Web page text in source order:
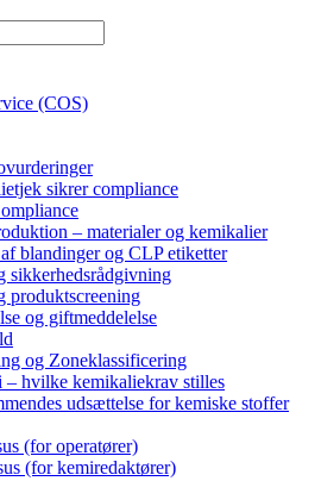
(COS)
sikrer compliance
– materialer og kemikalier
blandinger og CLP etiketter
sikkerhedsrådgivning
produktscreening
og giftmeddelelse
og Zoneklassificering
– hvilke kemikaliekrav stilles
udsættelse for kemiske stoffer
(for operatører)
(for kemiredaktører)